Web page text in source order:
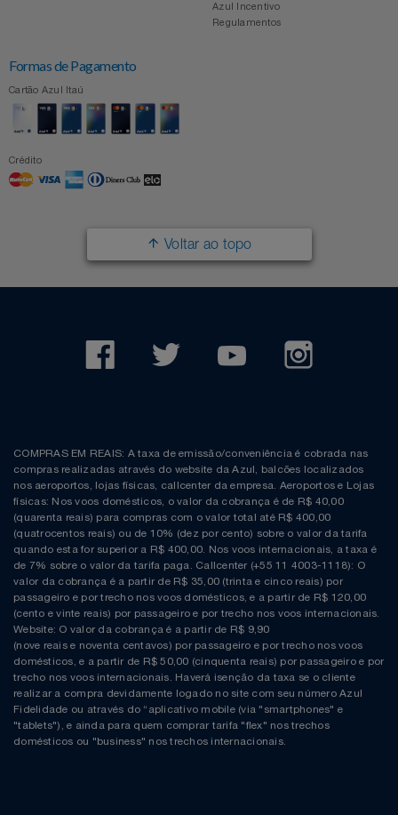
Azul Incentivo
Regulamentos
Formas de Pagamento
Cartão Azul Itaú
Crédito
Voltar ao topo
COMPRAS EM REAIS: A taxa de emissão/conveniência é cobrada nas
compras realizadas através do website da Azul, balcões localizados
nos aeroportos, lojas físicas, callcenter da empresa. Aeroportos e Lojas
físicas: Nos voos domésticos, o valor da cobrança é de R$ 40,00
(quarenta reais) para compras com o valor total até R$ 400,00
(quatrocentos reais) ou de 10% (dez por cento) sobre o valor da tarifa
quando esta for superior a R$ 400,00. Nos voos internacionais, a taxa é
de 7% sobre o valor da tarifa paga. Callcenter (+55 11 4003-1118): O
valor da cobrança é a partir de R$ 35,00 (trinta e cinco reais) por
passageiro e por trecho nos voos domésticos, e a partir de R$ 120,00
(cento e vinte reais) por passageiro e por trecho nos voos internacionais.
Website: O valor da cobrança é a partir de R$ 9,90
(nove reais e noventa centavos) por passageiro e por trecho nos voos
domésticos, e a partir de R$ 50,00 (cinquenta reais) por passageiro e por
trecho nos voos internacionais. Haverá isenção da taxa se o cliente
realizar a compra devidamente logado no site com seu número Azul
Fidelidade ou através do “aplicativo mobile (via "smartphones" e
"tablets"), e ainda para quem comprar tarifa "flex" nos trechos
domésticos ou "business" nos trechos internacionais.